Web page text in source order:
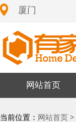
厦门
网站首页
当前位置： 网站首页 >